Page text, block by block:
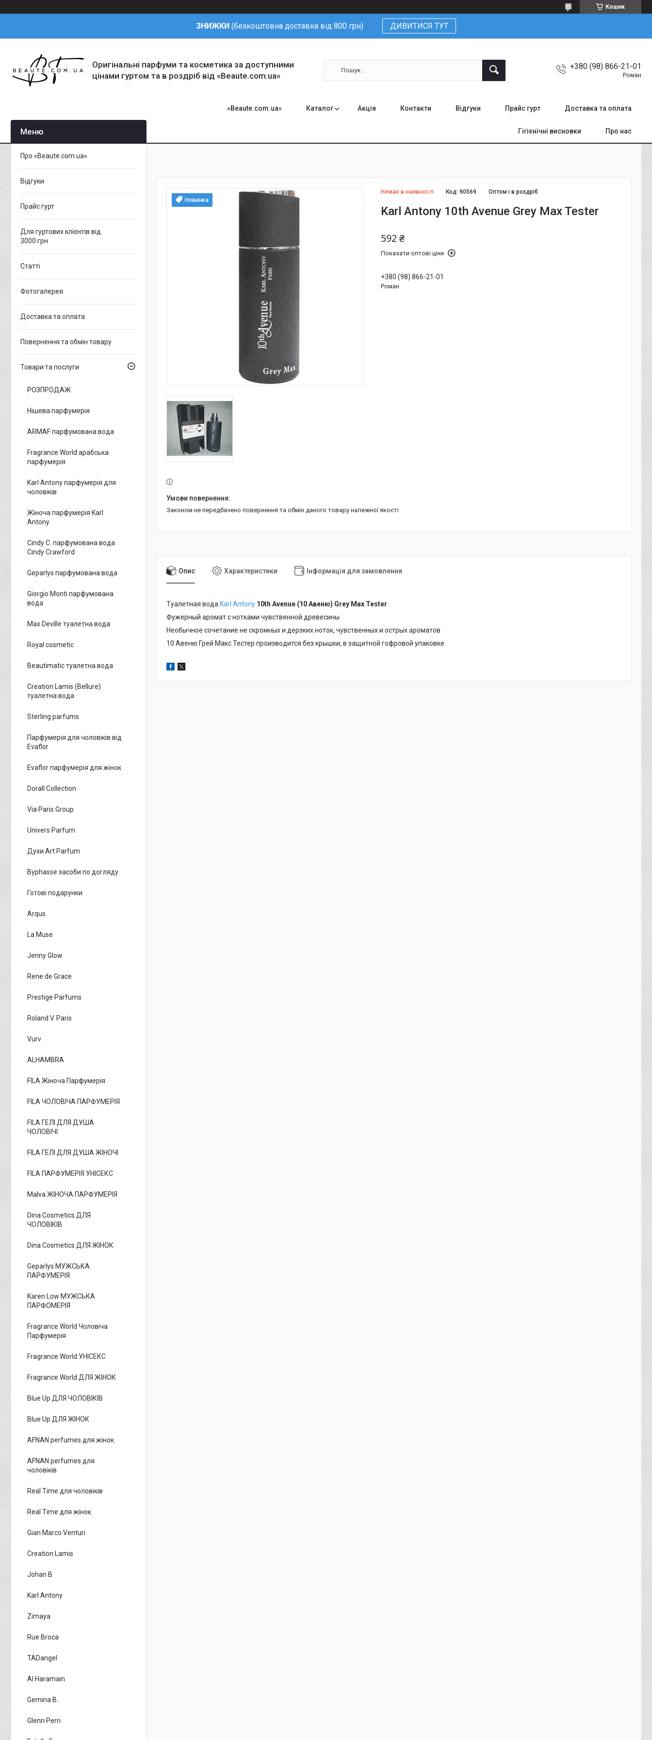
Кошик
ЗНИЖКИ (безкоштовна доставка від 800 грн) ДИВИТИСЯ ТУТ
Оригінальні парфуми та косметика за доступними
цінами гуртом та в роздріб від «Beaute.com.ua»
+380 (98) 866-21-01
Роман
«Beaute.com.ua» Каталог Акція Контакти Відгуки Прайс гурт Доставка та оплата
Гігієнічні висновки Про нас
Новинка
Немає в наявності Оптом і в роздріб
Код:90569
Karl Antony 10th Avenue Grey Max Tester
592 ₴
Показати оптові ціни
+380 (98) 866-21-01
Роман
Законом не передбачено повернення та обмін даного товару належної якості
Опис Характеристики Інформація для замовлення
Туалетная вода Karl Antony 10th Avenue (10 Авеню) Grey Max Tester
Фужерный аромат с нотками чувственной древесины
Необычное сочетание не скромных и дерзких ноток, чувственных и острых ароматов
10 Авеню Грей Макс Тестер производится без крышки, в защитной гофровой упаковке
Про «Beaute.com.ua»
Відгуки
Прайс гурт
Для гуртових клієнтів від
3000 грн
Статті
Фотогалерея
Доставка та оплата
Повернення та обмін товару
Товари та послуги
РОЗПРОДАЖ
Нішева парфумерія
ARMAF парфумована вода
Fragrance World арабська
парфумерія
Karl Antony парфумерія для
чоловіків
Жіноча парфумерія Karl
Antony
Cindy C. парфумована вода
Cindy Crawford
Geparlys парфумована вода
Giorgio Monti парфумована
вода
Max Deville туалетна вода
Royal cosmetic
Beautimatic туалетна вода
Creation Lamis (Bellure)
туалетна вода
Sterling parfums
Парфумерія для чоловіків від
Evaflor
Evaflor парфумерія для жінок
Dorall Collection
Via Paris Group
Univers Parfum
Духи Art Parfum
Byphasse засоби по догляду
Готові подарунки
Arqus
La Muse
Jenny Glow
Rene de Grace
Prestige Parfums
Roland V. Paris
Vurv
ALHAMBRA
FILA Жіноча Парфумерія
FILA ЧОЛОВІЧА ПАРФУМЕРІЯ
FILA ГЕЛІ ДЛЯ ДУША
ЧОЛОВІЧІ
FILA ГЕЛІ ДЛЯ ДУША ЖІНОЧІ
FILA ПАРФУМЕРІЯ УНІСЕКС
Malva ЖІНОЧА ПАРФУМЕРІЯ
Dina Cosmetics ДЛЯ
ЧОЛОВІКІВ
Dina Cosmetics ДЛЯ ЖІНОК
Geparlys МУЖСЬКА
ПАРФУМЕРІЯ
Karen Low МУЖСЬКА
ПАРФОМЕРІЯ
Fragrance World Чоловіча
Парфумерія
Fragrance World УНІСЕКС
Fragrance World ДЛЯ ЖІНОК
Blue Up ДЛЯ ЧОЛОВІКІВ
Blue Up ДЛЯ ЖІНОК
AFNAN perfumes для жінок
AFNAN perfumes для
чоловіків
Real Time для чоловіків
Real Time для жінок
Gian Marco Venturi
Creation Lamis
Johan B
Karl Antony
Zimaya
Rue Broca
TADangel
Al Haramain
Gemina B.
Glenn Perri